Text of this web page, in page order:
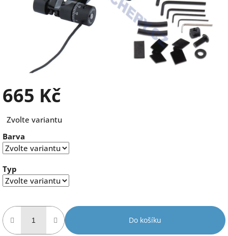
665 Kč
cena:
Zvolte variantu
Barva
Typ
Do košíku